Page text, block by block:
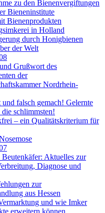
zu den Bienenvergiftungen
Bieneninstitute
Bienenprodukten
in Holland
durch Honigbienen
der Welt
Grußwort des
der
Nordrhein-
und falsch gemach! Gelernte
schlimmsten!
– ein Qualitätskriterium für
Aktuelles zur
Diagnose und
zur
aus Hessen
und wie Imker
erweitern können